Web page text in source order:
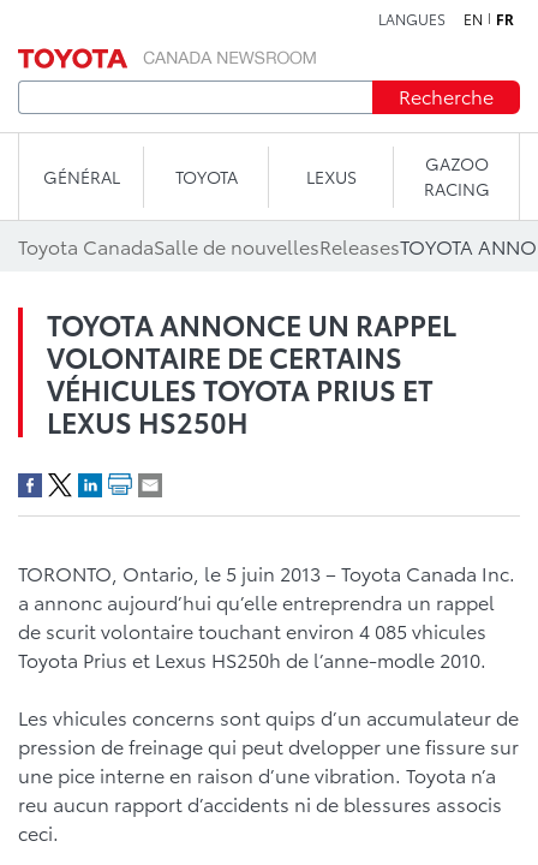
LANGUES EN FR
Recherche
GÉNÉRAL TOYOTA LEXUS
GAZOO
RACING
Toyota CanadaSalle de nouvellesReleases
TOYOTA ANNONCE UN RAPPEL
VOLONTAIRE DE CERTAINS
VÉHICULES TOYOTA PRIUS ET
LEXUS HS250H
TORONTO, Ontario, le 5 juin 2013 – Toyota Canada Inc.
a annonc aujourd’hui qu’elle entreprendra un rappel
de scurit volontaire touchant environ 4 085 vhicules
Toyota Prius et Lexus HS250h de l’anne-modle 2010.
Les vhicules concerns sont quips d’un accumulateur de
pression de freinage qui peut dvelopper une fissure sur
une pice interne en raison d’une vibration. Toyota n’a
reu aucun rapport d’accidents ni de blessures associs
ceci.